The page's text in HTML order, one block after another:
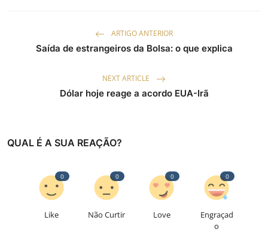
ARTIGO ANTERIOR
Saída de estrangeiros da Bolsa: o que explica
NEXT ARTICLE
Dólar hoje reage a acordo EUA-Irã
QUAL É A SUA REAÇÃO?
Like
0
Não Curtir
0
Love
0
Engraçad
o
0